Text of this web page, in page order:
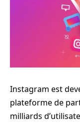
Instagram est
plateforme de
milliards